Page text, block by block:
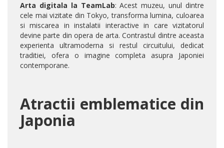
Arta digitala la TeamLab: Acest muzeu, unul dintre
cele mai vizitate din Tokyo, transforma lumina, culoarea
si miscarea in instalatii interactive in care vizitatorul
devine parte din opera de arta. Contrastul dintre aceasta
experienta ultramoderna si restul circuitului, dedicat
traditiei, ofera o imagine completa asupra Japoniei
contemporane.
Atractii emblematice din
Japonia